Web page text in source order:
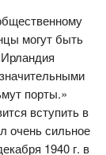
могут быть
порты.»
вступить в
очень сильное
1940 г. в